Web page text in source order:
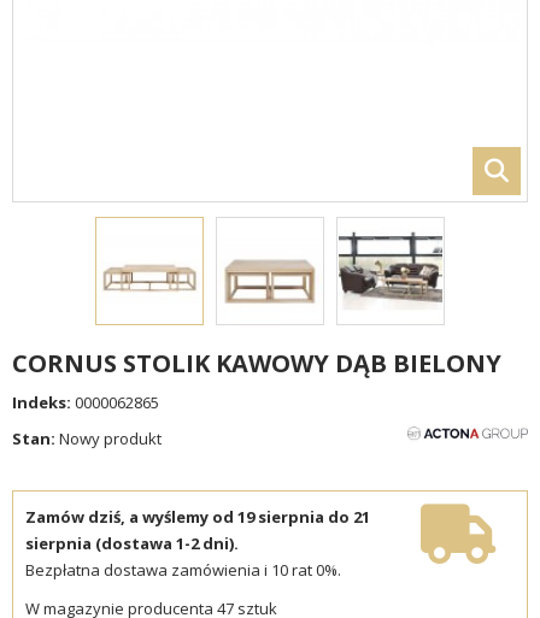
CORNUS STOLIK KAWOWY DĄB BIELONY
Indeks: 0000062865
Stan: Nowy produkt
Zamów dziś, a wyślemy od 19 sierpnia do 21
sierpnia (dostawa 1-2 dni).
Bezpłatna dostawa zamówienia i 10 rat 0%.
W magazynie producenta 47 sztuk